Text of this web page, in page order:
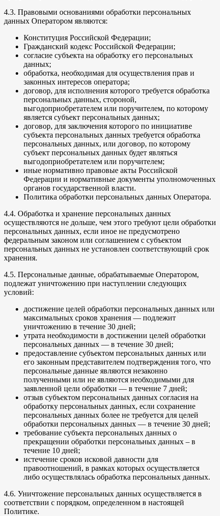
4.3. Правовыми основаниями обработки персональных
данных Оператором являются:
Конституция Российской Федерации;
Гражданский кодекс Российской Федерации;
согласие субъекта на обработку его персональных
данных;
обработка, необходимая для осуществления прав и
законных интересов оператора;
договор, для исполнения которого требуется обработка
персональных данных, стороной,
выгодоприобретателем или поручителем, по которому
является субъект персональных данных;
договор, для заключения которого по инициативе
субъекта персональных данных требуется обработка
персональных данных, или договор, по которому
субъект персональных данных будет являться
выгодоприобретателем или поручителем;
иные нормативно правовые акты Российской
Федерации и нормативные документы уполномоченных
органов государственной власти.
Политика обработки персональных данных Оператора.
4.4. Обработка и хранение персональных данных
осуществляются не дольше, чем этого требуют цели обработки
персональных данных, если иное не предусмотрено
федеральным законом или соглашением с субъектом
персональных данных не установлен соответствующий срок
хранения.
4.5. Персональные данные, обрабатываемые Оператором,
подлежат уничтожению при наступлении следующих
условий:
достижение целей обработки персональных данных или
максимальных сроков хранения — подлежит
уничтожению в течение 30 дней;
утрата необходимости в достижении целей обработки
персональных данных — в течение 30 дней;
предоставление субъектом персональных данных или
его законным представителем подтверждения того, что
персональные данные являются незаконно
полученными или не являются необходимыми для
заявленной цели обработки — в течение 7 дней;
отзыв субъектом персональных данных согласия на
обработку персональных данных, если сохранение
персональных данных более не требуется для целей
обработки персональных данных — в течение 30 дней;
требование субъекта персональных данных о
прекращении обработки персональных данных – в
течение 10 дней;
истечение сроков исковой давности для
правоотношений, в рамках которых осуществляется
либо осуществлялась обработка персональных данных.
4.6. Уничтожение персональных данных осуществляется в
соответствии с порядком, определенном в настоящей
Политике.